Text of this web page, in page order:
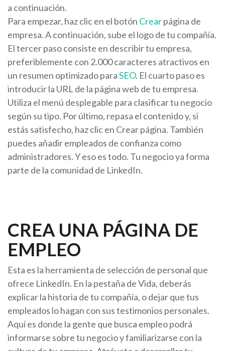
a continuación.
Para empezar, haz clic en el botón Crearpágina de
empresa. A continuación, sube el logo de tu compañía.
El tercer paso consiste en describir tu empresa,
preferiblemente con 2.000 caracteres atractivos en
un resumen optimizado paraSEO. El cuarto paso es
introducir la URL de la página web de tu empresa.
Utiliza el menú desplegable para clasificar tu negocio
según su tipo. Por último, repasa el contenido y, si
estás satisfecho, haz clic en Crear página. También
puedes añadir empleados de confianza como
administradores. Y eso es todo. Tu negocio ya forma
parte de la comunidad de LinkedIn.
CREA UNA PÁGINA DE
EMPLEO
Esta es la herramienta de selección de personal que
ofrece LinkedIn. En la pestaña de Vida, deberás
explicar la historia de tu compañía, o dejar que tus
empleados lo hagan con sus testimonios personales.
Aquí es donde la gente que busca empleo podrá
informarse sobre tu negocio y familiarizarse con la